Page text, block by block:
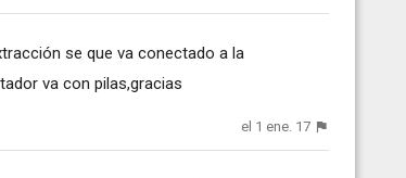
se que va conectado a la
va con pilas,gracias
el 1 ene. 17